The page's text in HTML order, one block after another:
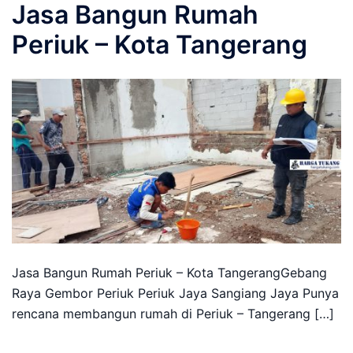
Jasa Bangun Rumah
Periuk – Kota Tangerang
Jasa Bangun Rumah Periuk – Kota TangerangGebang
Raya Gembor Periuk Periuk Jaya Sangiang Jaya Punya
rencana membangun rumah di Periuk – Tangerang […]